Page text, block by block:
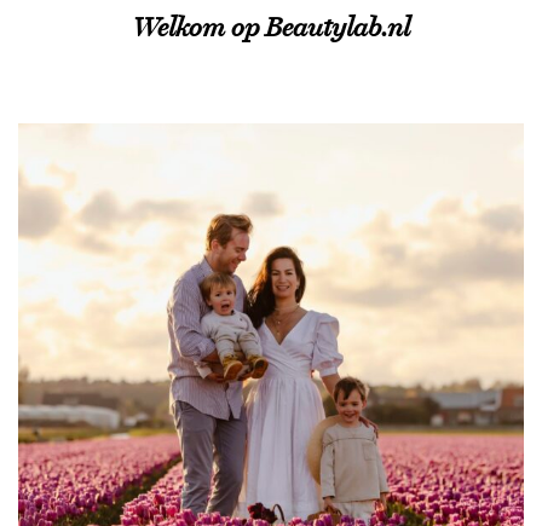
Welkom op Beautylab.nl